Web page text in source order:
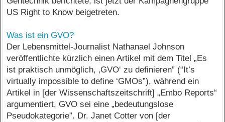
US Right to Know beigetreten.
Was ist ein GVO?
Der Lebensmittel-Journalist Nathanael Johnson
veröffentlichte kürzlich einen Artikel mit dem Titel „Es
ist praktisch unmöglich, ‚GVO‘ zu definieren” (“It’s
virtually impossible to define ‘GMOs”), während ein
Artikel in [der Wissenschaftszeitschrift] „Embo Reports“
argumentiert, GVO sei eine „bedeutungslose
Pseudokategorie”. Dr. Janet Cotter von [der